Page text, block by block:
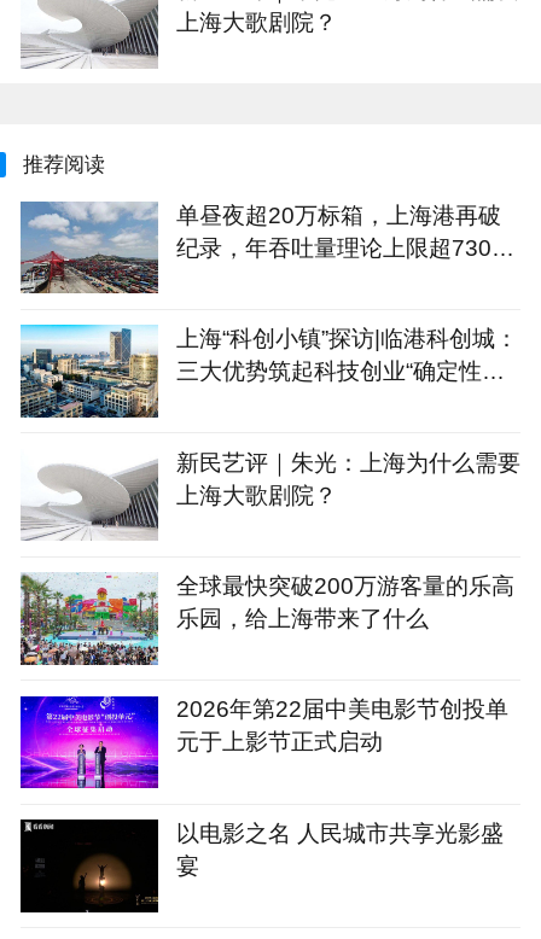
上海大歌剧院？
推荐阅读
单昼夜超20万标箱，上海港再破
纪录，年吞吐量理论上限超7300
上海“科创小镇”探访|临港科创城：
三大优势筑起科技创业“确定性公
新民艺评｜朱光：上海为什么需要
上海大歌剧院？
全球最快突破200万游客量的乐高
乐园，给上海带来了什么
2026年第22届中美电影节创投单
元于上影节正式启动
以电影之名 人民城市共享光影盛
宴